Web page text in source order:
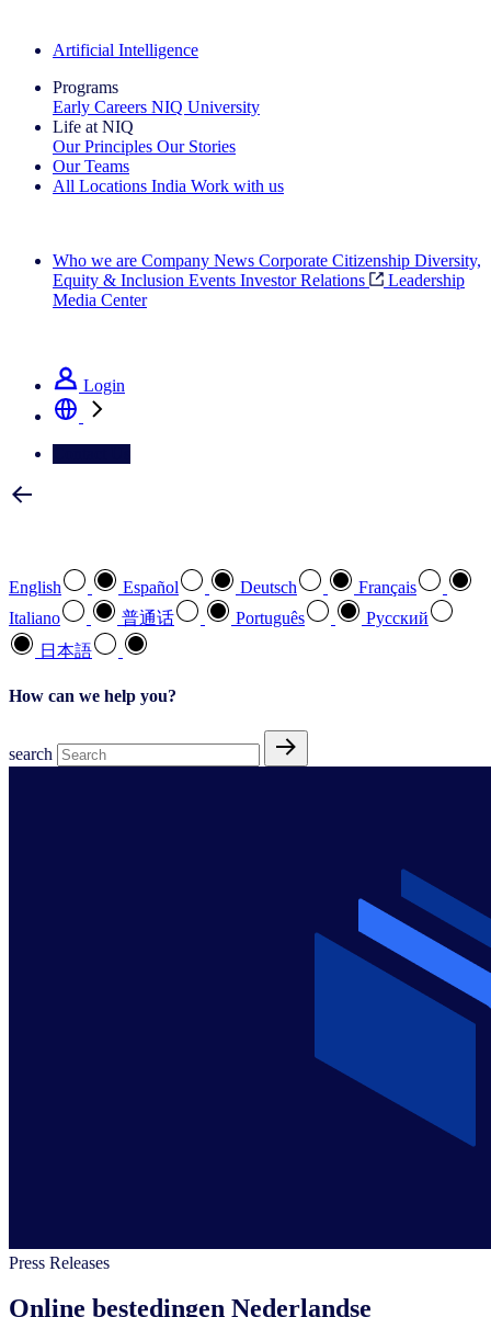
Artificial Intelligence
Programs
Early Careers NIQ University
Life at NIQ
Our Principles Our Stories
Our Teams
All Locations India Work with us
Who we are Company News Corporate Citizenship Diversity,
Equity & Inclusion Events Investor Relations
Leadership
Media Center
Login
English Español Deutsch
Français
Italiano
普通话 Português
Pусский
日本語
How can we help you?
search
Press Releases
Online bestedingen Nederlandse